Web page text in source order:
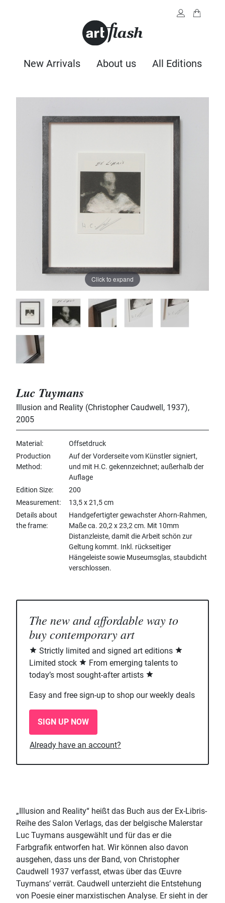
New Arrivals About us All Editions
Click to expand
Luc Tuymans
Illusion and Reality (Christopher Caudwell, 1937),
2005
Material
Offsetdruck
Production
Method
Auf der Vorderseite vom Künstler signiert,
und mit H.C. gekennzeichnet; außerhalb der
Auflage
Edition Size
200
Measurement
13,5 x 21,5 cm
Details about
the frame
Handgefertigter gewachster Ahorn-Rahmen,
Maße ca. 20,2 x 23,2 cm. Mit 10mm
Distanzleiste, damit die Arbeit schön zur
Geltung kommt. Inkl. rückseitiger
Hängeleiste sowie Museumsglas, staubdicht
verschlossen.
The new and affordable way to
buy contemporary art
Strictly limited and signed art editions
Limited stock
From emerging talents to
today’s most sought-after artists
Easy and free sign-up to shop our weekly deals
SIGN UP NOW
Already have an account?
„Illusion and Reality“ heißt das Buch aus der Ex-Libris-
Reihe des Salon Verlags, das der belgische Malerstar
Luc Tuymans ausgewählt und für das er die
Farbgrafik entworfen hat. Wir können also davon
ausgehen, dass uns der Band, von Christopher
Caudwell 1937 verfasst, etwas über das Œuvre
Tuymans‘ verrät. Caudwell unterzieht die Entstehung
von Poesie einer marxistischen Analyse. Er sieht in der